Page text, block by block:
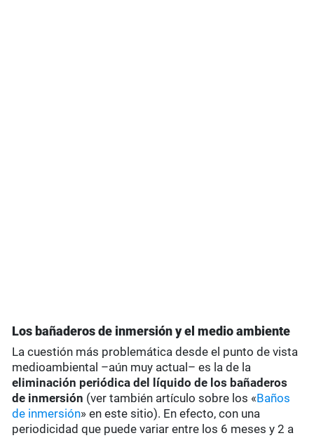
Los bañaderos de inmersión y el medio ambiente
La cuestión más problemática desde el punto de vista
medioambiental –aún muy actual– es la de la
eliminación periódica del líquido de los bañaderos
de inmersión (ver también artículo sobre los «Baños
de inmersión» en este sitio). En efecto, con una
periodicidad que puede variar entre los 6 meses y 2 a